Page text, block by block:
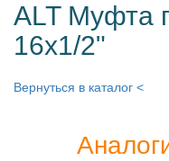
ALT Муфта
16х1/2"
Вернуться в каталог <